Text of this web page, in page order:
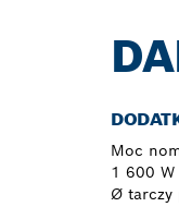
Moc
1 600 W
Ø tarczy